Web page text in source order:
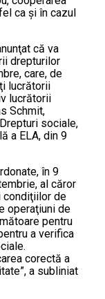
ca şi în cazul
că va
drepturilor
care, de
lucrătorii
lucrătorii
Schmit,
sociale,
a ELA, din 9
în 9
al căror
de
operaţiuni de
pentru
a verifica
corectă a
a subliniat